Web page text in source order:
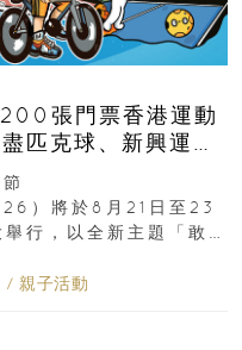
張門票香港運動
匹克球、新興運
展覽
）將於8月21日至23
行，以全新主題「敢
/ 親子活動